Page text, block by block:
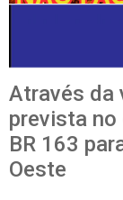
Através da
prevista
BR 163
Oeste